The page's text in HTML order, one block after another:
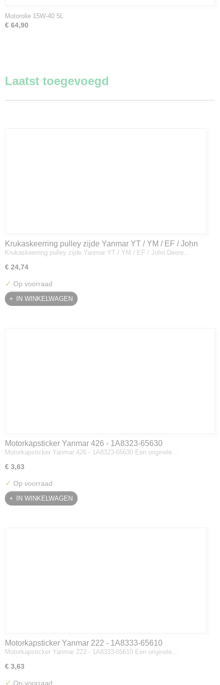
Motorolie 15W-40 5L
€ 64,90
Laatst toegevoegd
Krukaskeerring pulley zijde Yanmar YT / YM / EF / John
Deere - 119934-01800
Krukaskeerring pulley zijde Yanmar YT / YM / EF / John Deere…
€ 24,74
✓ Op voorraad
IN WINKELWAGEN
Motorkapsticker Yanmar 426 - 1A8323-65630
Motorkapsticker Yanmar 426 - 1A8323-65630 Een originele…
€ 3,63
✓ Op voorraad
IN WINKELWAGEN
Motorkapsticker Yanmar 222 - 1A8333-65610
Motorkapsticker Yanmar 222 - 1A8333-65610 Een originele…
€ 3,63
✓ Op voorraad